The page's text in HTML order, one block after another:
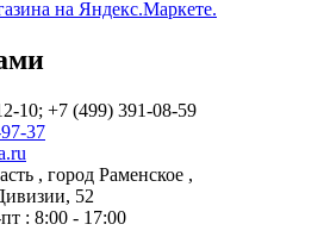
10; +7 (499) 391-08-59
37
, город Раменское ,
52
: 8:00 - 17:00